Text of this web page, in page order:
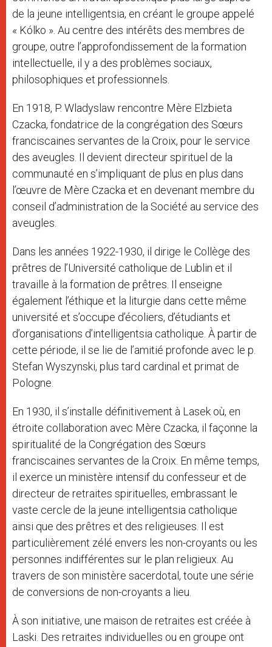
de la jeune intelligentsia, en créant le groupe appelé
« Kólko ». Au centre des intérêts des membres de
groupe, outre l’approfondissement de la formation
intellectuelle, il y a des problèmes sociaux,
philosophiques et professionnels.
En 1918, P. Wladyslaw rencontre Mère Elzbieta
Czacka, fondatrice de la congrégation des Sœurs
franciscaines servantes de la Croix, pour le service
des aveugles. Il devient directeur spirituel de la
communauté en s’impliquant de plus en plus dans
l’œuvre de Mère Czacka et en devenant membre du
conseil d’administration de la Société au service des
aveugles.
Dans les années 1922-1930, il dirige le Collège des
prêtres de l’Université catholique de Lublin et il
travaille à la formation de prêtres. Il enseigne
également l’éthique et la liturgie dans cette même
université et s’occupe d’écoliers, d’étudiants et
d’organisations d’intelligentsia catholique. À partir de
cette période, il se lie de l’amitié profonde avec le p.
Stefan Wyszynski, plus tard cardinal et primat de
Pologne.
En 1930, il s’installe définitivement à Lasek où, en
étroite collaboration avec Mère Czacka, il façonne la
spiritualité de la Congrégation des Sœurs
franciscaines servantes de la Croix. En même temps,
il exerce un ministère intensif du confesseur et de
directeur de retraites spirituelles, embrassant le
vaste cercle de la jeune intelligentsia catholique
ainsi que des prêtres et des religieuses. Il est
particulièrement zélé envers les non-croyants ou les
personnes indifférentes sur le plan religieux. Au
travers de son ministère sacerdotal, toute une série
de conversions de non-croyants a lieu.
À son initiative, une maison de retraites est créée à
Laski. Des retraites individuelles ou en groupe ont